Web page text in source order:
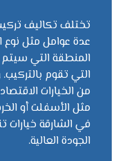
تختلف تكاليف
عدة عوامل مثل نوع
المنطقة التي سيتم
التي تقوم
من الخيارات
مثل الأسفلت أو
في الشارقة خيارات
الجودة العالية.